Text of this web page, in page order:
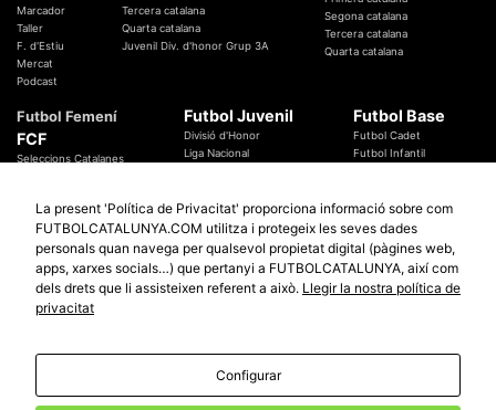
Marcador
Taller
F. d'Estiu
Mercat
Podcast
Tercera catalana
Quarta catalana
Juvenil Div. d'honor Grup 3A
Segona catalana
Tercera catalana
Quarta catalana
Futbol Femení
FCF
Seleccions Catalanes
Temes Federatius
Futbol Juvenil
Divisió d'Honor
Liga Nacional
Futbol Base
Futbol Cadet
Futbol Infantil
Futbol Catalunya
Promocions
Sortejos
Participació
Especials
Copa Catalunya Absoluta 2019
Copa del Rei 2019 - 2020
© 2010 - 2026FutbolCatalunya.com
La present 'Política de Privacitat' proporciona informació sobre com
FUTBOLCATALUNYA.COM utilitza i protegeix les seves dades
personals quan navega per qualsevol propietat digital (pàgines web,
apps, xarxes socials…) que pertanyi a FUTBOLCATALUNYA, així com
dels drets que li assisteixen referent a això. Llegir la nostra política de
privacitat
Configurar